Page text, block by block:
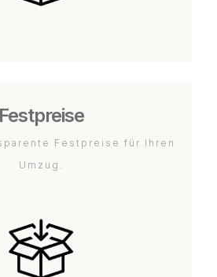
Festpreise
Festpreise für Ihren
Umzug.